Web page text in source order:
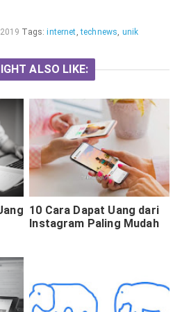
Tags:internet ,technews unik
ALSO LIKE:
10 Cara Dapat Uang dari
Instagram Paling Mudah